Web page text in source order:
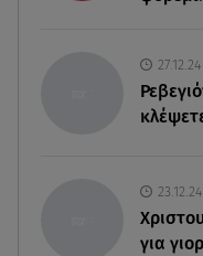
Έξοδος
αποτελέσματα
27.12.24
23.12.24
για